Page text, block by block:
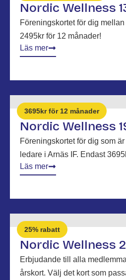
Nordic Wellness
Föreningskortet för dig
2495kr för 12 månader!
Läs mer
3695kr för 12 månader
Nordic Wellness
Föreningskortet för dig som
ledare i Arnäs IF. Endast
Läs mer
25% rabatt
Nordic Wellness
Erbjudande till alla
årskort. Välj det kort som